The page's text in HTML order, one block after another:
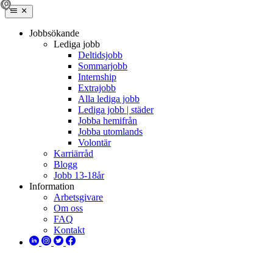
Jobbsökande
Lediga jobb
Deltidsjobb
Sommarjobb
Internship
Extrajobb
Alla lediga jobb
Lediga jobb | städer
Jobba hemifrån
Jobba utomlands
Volontär
Karriärråd
Blogg
Jobb 13-18år
Information
Arbetsgivare
Om oss
FAQ
Kontakt